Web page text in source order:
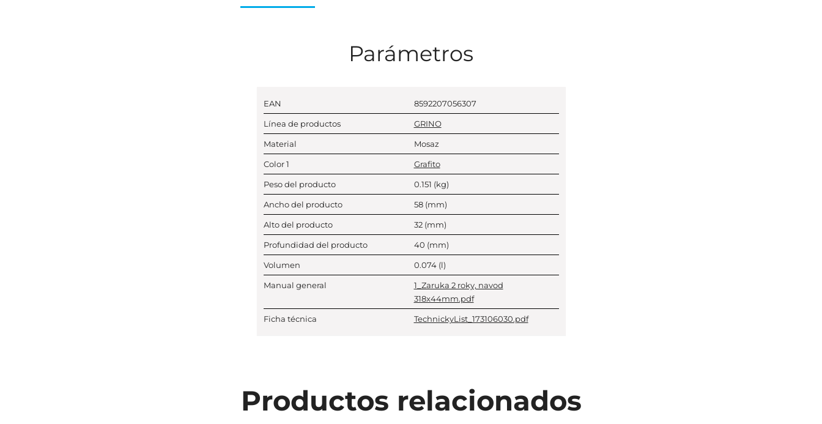
Parámetros
EAN 8592207056307
Línea de productos GRINO
Material Mosaz
Color 1 Grafito
Peso del producto 0.151 (kg)
Ancho del producto 58 (mm)
Alto del producto 32 (mm)
Profundidad del producto 40 (mm)
Volumen 0.074 (l)
Manual general
1_Zaruka 2 roky, navod
318x44mm.pdf
Ficha técnica TechnickyList_173106030.pdf
Productos relacionados